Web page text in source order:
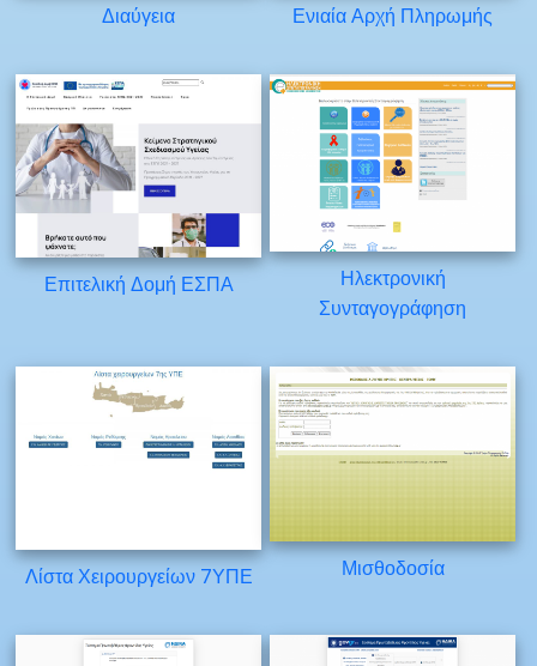
Διαύγεια Ενιαία Αρχή Πληρωμής
Επιτελική Δομή ΕΣΠΑ
Ηλεκτρονική
Συνταγογράφηση
Λίστα Χειρουργείων 7ΥΠΕ Μισθοδοσία